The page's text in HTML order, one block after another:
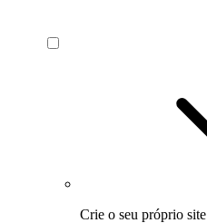
Crie o seu próprio site